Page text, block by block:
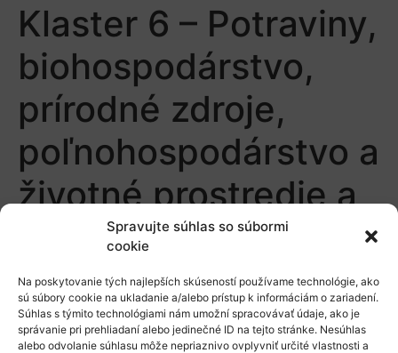
Spravujte súhlas so súbormi
cookie
Na poskytovanie tých najlepších skúseností používame technológie, ako
sú súbory cookie na ukladanie a/alebo prístup k informáciám o zariadení.
Súhlas s týmito technológiami nám umožní spracovávať údaje, ako je
správanie pri prehliadaní alebo jedinečné ID na tejto stránke. Nesúhlas
alebo odvolanie súhlasu môže nepriaznivo ovplyvniť určité vlastnosti a
Klaster 6 – Potraviny,
biohospodárstvo,
prírodné zdroje,
poľnohospodárstvo a
životné prostredie a
aktuálne príležitosti
v období 2021 –
2022